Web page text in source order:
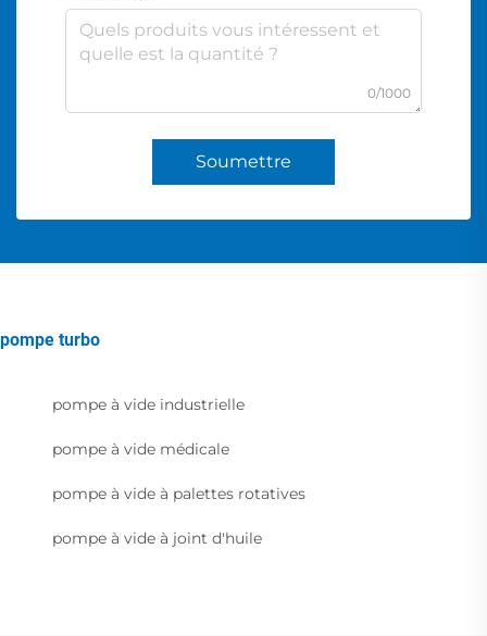
0/1000
Soumettre
pompe turbo
pompe à vide industrielle
pompe à vide médicale
pompe à vide à palettes rotatives
pompe à vide à joint d'huile